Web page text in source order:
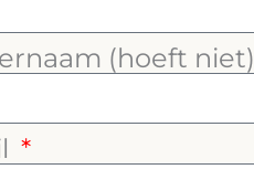
(hoeft niet)